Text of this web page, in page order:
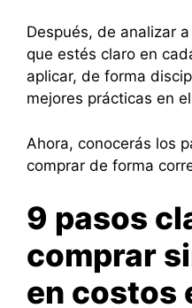
Después, de analizar
que estés claro en
aplicar, de forma
mejores prácticas en
Ahora, conocerás los
comprar de forma
9 pasos
comprar
en costos